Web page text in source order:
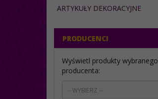
ARTYKUŁY DEKORACYJNE
PRODUCENCI
Wyświetl produkty wybranego
producenta:
-- WYBIERZ --